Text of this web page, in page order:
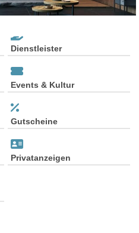
Dienstleister
Events & Kultur
Gutscheine
Privatanzeigen